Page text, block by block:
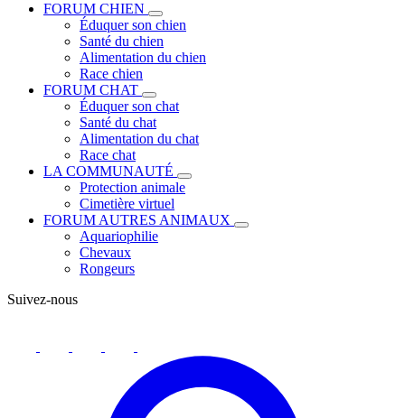
FORUM CHIEN
Éduquer son chien
Santé du chien
Alimentation du chien
Race chien
FORUM CHAT
Éduquer son chat
Santé du chat
Alimentation du chat
Race chat
LA COMMUNAUTÉ
Protection animale
Cimetière virtuel
FORUM AUTRES ANIMAUX
Aquariophilie
Chevaux
Rongeurs
Suivez-nous